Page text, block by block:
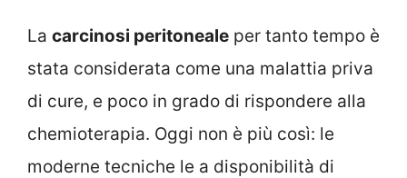
La carcinosi peritoneale per tanto tempo è
stata considerata come una malattia priva
di cure, e poco in grado di rispondere alla
chemioterapia. Oggi non è più così: le
moderne tecniche le a disponibilità di